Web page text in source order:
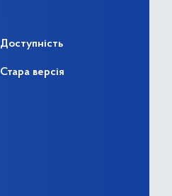
Доступність
Стара версія